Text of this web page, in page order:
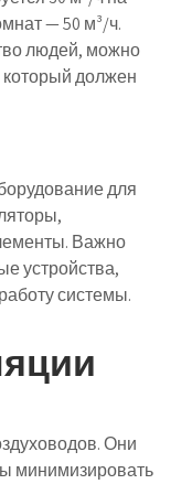
— 50 м³/ч.
людей, можно
должен
для
Важно
устройства,
системы.
Они
минимизировать